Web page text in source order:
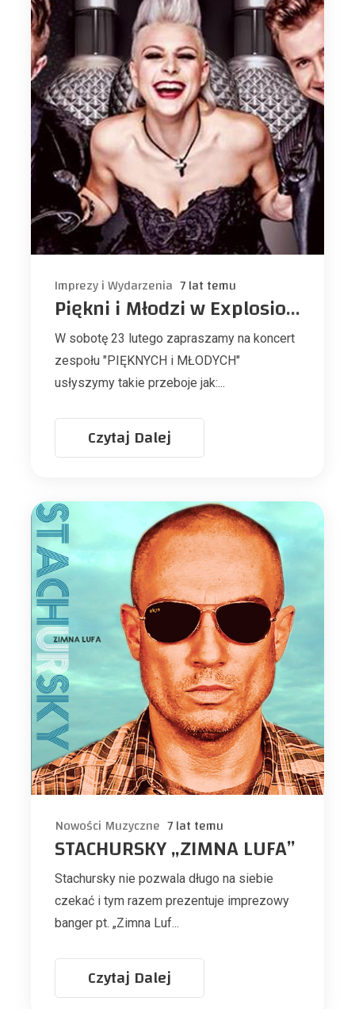
Imprezy i Wydarzenia 7 lat temu
Piękni i Młodzi w Explosion Club Warszawa
W sobotę 23 lutego zapraszamy na koncert
zespołu "PIĘKNYCH i MŁODYCH"
usłyszymy takie przeboje jak:...
Czytaj Dalej
Nowości Muzyczne 7 lat temu
STACHURSKY „ZIMNA LUFA”
Stachursky nie pozwala długo na siebie
czekać i tym razem prezentuje imprezowy
banger pt. „Zimna Luf...
Czytaj Dalej